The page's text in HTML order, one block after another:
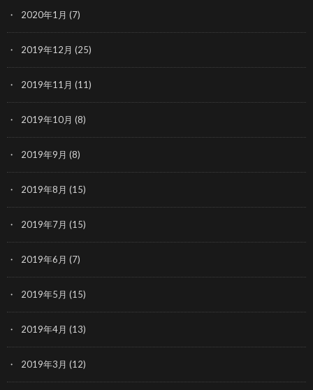
2020年1月 (7)
2019年12月 (25)
2019年11月 (11)
2019年10月 (8)
2019年9月 (8)
2019年8月 (15)
2019年7月 (15)
2019年6月 (7)
2019年5月 (15)
2019年4月 (13)
2019年3月 (12)